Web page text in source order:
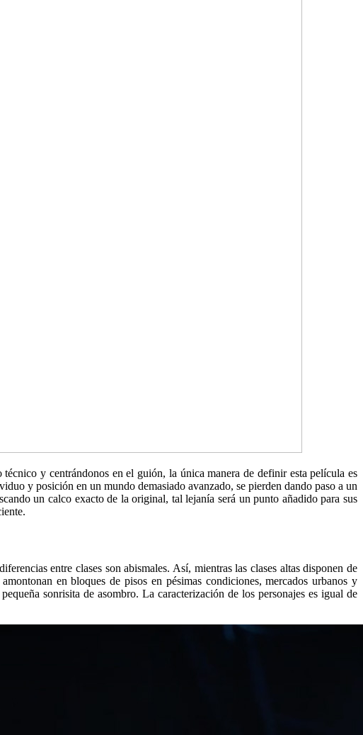
técnico y centrándonos en el guión, la única manera de definir esta película es
y posición en un mundo demasiado avanzado, se pierden dando paso a un
un calco exacto de la original, tal lejanía será un punto añadido para sus
entre clases son abismales. Así, mientras las clases altas disponen de
en bloques de pisos en pésimas condiciones, mercados urbanos y
sonrisita de asombro. La caracterización de los personajes es igual de